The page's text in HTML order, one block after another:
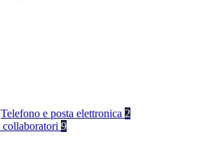
Telefono e posta elettronica 2
9